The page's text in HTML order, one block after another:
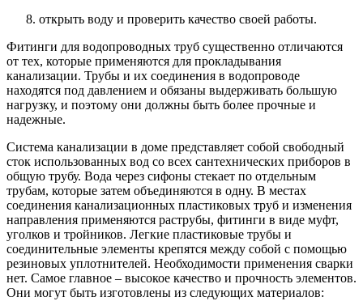
открыть воду и проверить качество своей работы.
Фитинги для водопроводных труб существенно отличаются
от тех, которые применяются для прокладывания
канализации. Трубы и их соединения в водопроводе
находятся под давлением и обязаны выдерживать большую
нагрузку, и поэтому они должны быть более прочные и
надежные.
Система канализации в доме представляет собой свободный
сток использованных вод со всех сантехнических приборов в
общую трубу. Вода через сифоны стекает по отдельным
трубам, которые затем объединяются в одну. В местах
соединения канализационных пластиковых труб и изменения
направления применяются раструбы, фитинги в виде муфт,
уголков и тройников. Легкие пластиковые трубы и
соединительные элементы крепятся между собой с помощью
резиновых уплотнителей. Необходимости применения сварки
нет. Самое главное – высокое качество и прочность элементов.
Они могут быть изготовлены из следующих материалов: